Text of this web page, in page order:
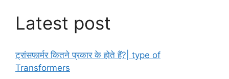
Latest post
ट्रांसफार्मर कितने प्रकार के होते हैं?| type of
Transformers